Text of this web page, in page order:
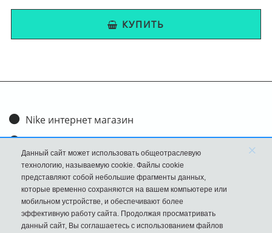
КУПИТЬ
Nike интернет магазин
Доставка и оплата
Обмен и возврат
Размеры
FAQ
Новости
Данный сайт может использовать общеотраслевую
технологию, называемую cookie. Файлы cookie
представляют собой небольшие фрагменты данных,
которые временно сохраняются на вашем компьютере или
мобильном устройстве, и обеспечивают более
эффективную работу сайта. Продолжая просматривать
данный сайт, Вы соглашаетесь с использованием файлов
×